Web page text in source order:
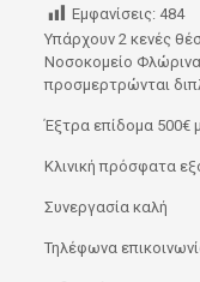
Εμφανίσεις: 484
Yπάρχουν 2 κενές
Νοσοκομείο
προσμερτρώνται
Έξτρα επίδομα 500€
Κλινική πρόσφατα
Συνεργασία καλή
Τηλέφωνα